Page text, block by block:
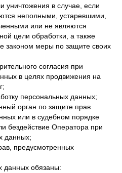
уничтожения в случае, если
неполными, устаревшими,
или не являются
цели обработки, а также
законом меры по защите своих
согласия при
в целях продвижения на
персональных данных;
орган по защите прав
или в судебном порядке
бездействие Оператора при
данных;
предусмотренных
данных обязаны: